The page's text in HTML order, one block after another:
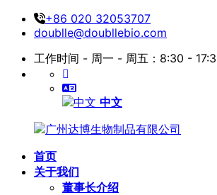
+86 020 32053707
doublle@doubllebio.com
工作时间 - 周一 - 周五：8:30 -
中文
首页
关于我们
董事长介绍